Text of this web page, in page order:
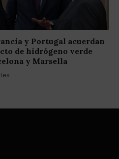
y Portugal acuerdan
de hidrógeno verde
y Marsella